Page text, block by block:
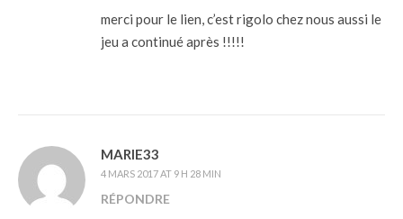
merci pour le lien, c’est rigolo chez nous aussi le
jeu a continué après !!!!!
MARIE33
4 MARS 2017 AT 9 H 28 MIN
RÉPONDRE